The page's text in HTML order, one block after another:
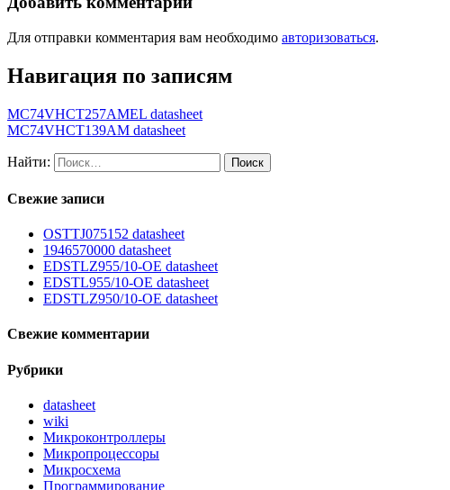
Для отправки комментария вам необходимо авторизоваться.
Навигация по записям
MC74VHCT257AMEL datasheet
MC74VHCT139AM datasheet
Найти:
Свежие записи
OSTTJ075152 datasheet
1946570000 datasheet
EDSTLZ955/10-OE datasheet
EDSTL955/10-OE datasheet
EDSTLZ950/10-OE datasheet
Свежие комментарии
Рубрики
datasheet
wiki
Микроконтроллеры
Микропроцессоры
Микросхема
Программирование